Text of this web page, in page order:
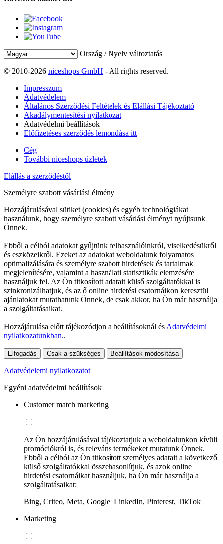
Ország / Nyelv változtatás
© 2010-2026 niceshops GmbH - All rights reserved.
Impresszum
Adatvédelem
Általános Szerződési Feltételek és Elállási Tájékoztató
Akadálymentesítési nyilatkozat
Adatvédelmi beállítások
Előfizetéses szerződés lemondása itt
Cég
További niceshops üzletek
Elállás a szerződéstől
Személyre szabott vásárlási élmény
Hozzájárulásával sütiket (cookies) és egyéb technológiákat
használunk, hogy személyre szabott vásárlási élményt nyújtsunk
Önnek.
Ebből a célból adatokat gyűjtünk felhasználóinkról, viselkedésükről
és eszközeikről. Ezeket az adatokat weboldalunk folyamatos
optimalizálására és személyre szabott hirdetések és tartalmak
megjelenítésére, valamint a használati statisztikák elemzésére
használjuk fel. Az Ön titkosított adatait külső szolgáltatókkal is
szinkronizálhatjuk, és az ő online hirdetési csatornáikon keresztül
ajánlatokat mutathatunk Önnek, de csak akkor, ha Ön már használja
a szolgáltatásaikat.
Hozzájárulása előtt tájékozódjon a beállításoknál és Adatvédelmi
nyilatkozatunkban..
Elfogadás Csak a szükséges Beállítások módosítása
Adatvédelemi nyilatkozatot
Egyéni adatvédelmi beállítások
Customer match marketing
Az Ön hozzájárulásával tájékoztatjuk a weboldalunkon kívüli
promóciókról is, és releváns termékeket mutatunk Önnek.
Ebből a célból az Ön titkosított személyes adatait a következő
külső szolgáltatókkal összehasonlítjuk, és azok online
hirdetési csatornáikat használjuk, ha Ön már használja a
szolgáltatásaikat:
Bing, Criteo, Meta, Google, LinkedIn, Pinterest, TikTok
Marketing